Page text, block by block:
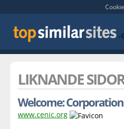
LIKNANDE
Welcome:
www.cenic.org